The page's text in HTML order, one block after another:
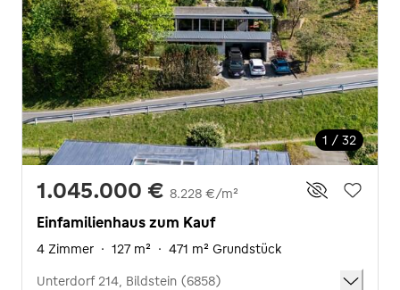
1 / 32
1.045.000 € 8.228 €/m²
Einfamilienhaus zum Kauf
4 Zimmer · 127 m² · 471 m² Grundstück
Unterdorf 214, Bildstein (6858)